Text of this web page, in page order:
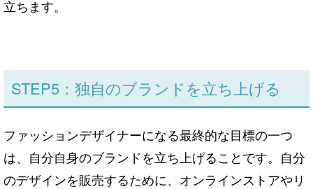
立ちます。
STEP5：独自のブランドを立ち上げる
ファッションデザイナーになる最終的な目標の一つ
は、自分自身のブランドを立ち上げることです。自分
のデザインを販売するために、オンラインストアやリ